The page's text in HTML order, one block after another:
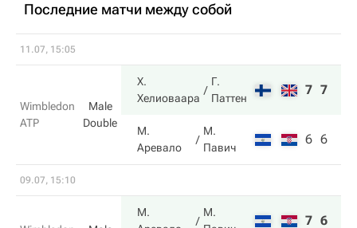
Последние матчи между собой
11.07, 15:05
Wimbledon
ATP
Male
Double
Х.
Хелиоваара
Г.
Паттен
7 7
М.
Аревало
М.
Павич
6 6
09.07, 15:10
М.
М.
7 6